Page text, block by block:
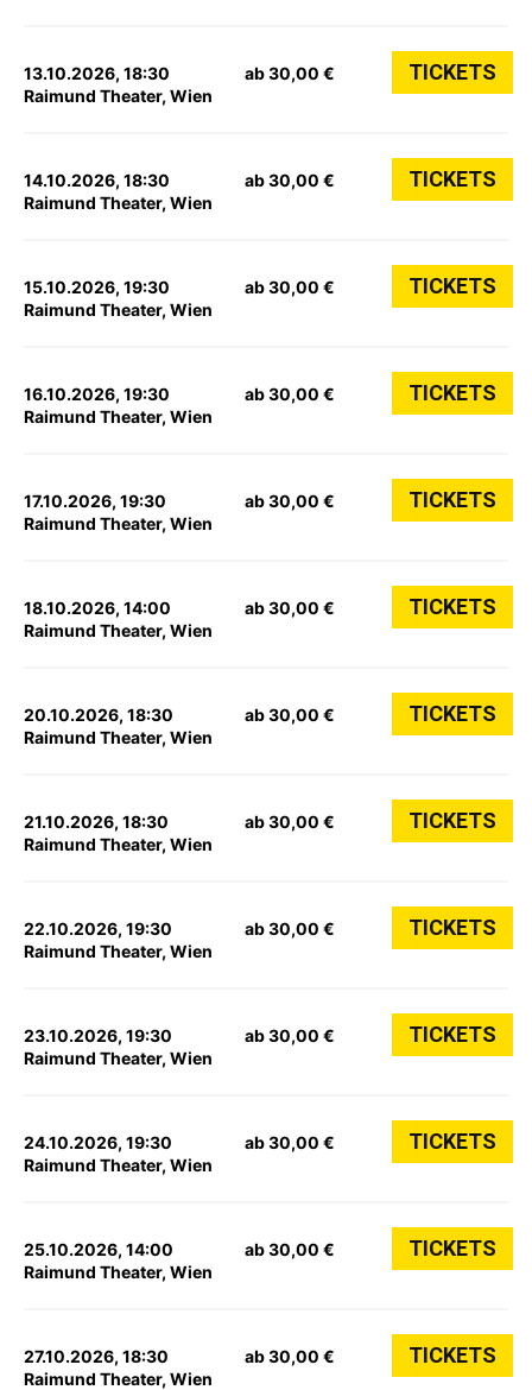
13.10.2026, 18:30
Raimund Theater, Wien
ab 30,00 € TICKETS
14.10.2026, 18:30
Raimund Theater, Wien
ab 30,00 € TICKETS
15.10.2026, 19:30
Raimund Theater, Wien
ab 30,00 € TICKETS
16.10.2026, 19:30
Raimund Theater, Wien
ab 30,00 € TICKETS
17.10.2026, 19:30
Raimund Theater, Wien
ab 30,00 € TICKETS
18.10.2026, 14:00
Raimund Theater, Wien
ab 30,00 € TICKETS
20.10.2026, 18:30
Raimund Theater, Wien
ab 30,00 € TICKETS
21.10.2026, 18:30
Raimund Theater, Wien
ab 30,00 € TICKETS
22.10.2026, 19:30
Raimund Theater, Wien
ab 30,00 € TICKETS
23.10.2026, 19:30
Raimund Theater, Wien
ab 30,00 € TICKETS
24.10.2026, 19:30
Raimund Theater, Wien
ab 30,00 € TICKETS
25.10.2026, 14:00
Raimund Theater, Wien
ab 30,00 € TICKETS
27.10.2026, 18:30
Raimund Theater, Wien
ab 30,00 € TICKETS